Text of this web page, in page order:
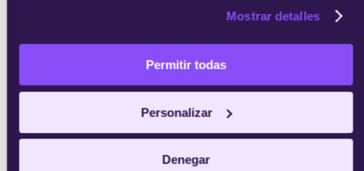
Mostrar detalles
Permitir todas
Personalizar
Denegar